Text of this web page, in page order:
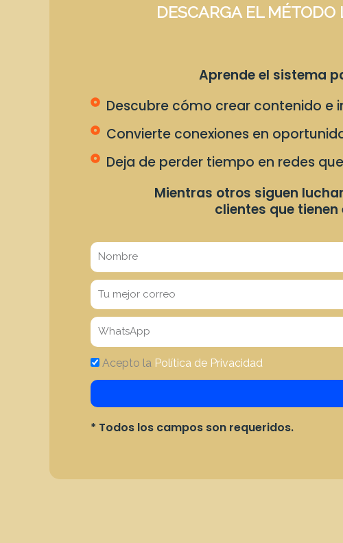
DESCARGA EL MÉTODO
Aprende el sistema
Descubre cómo crear contenido e
Convierte conexiones en
Deja de perder tiempo en redes
Mientras otros siguen
clientes que
Nombre
Correo
electrónico
WhatsApp
Acepto
Política
Acepto la Política de Privacidad
* Todos los campos son requeridos.